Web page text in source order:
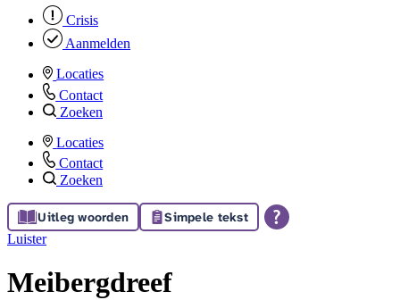
Crisis
Aanmelden
Locaties
Contact
Zoeken
Locaties
Contact
Zoeken
Uitleg woorden Simpele tekst
Luister
Meibergdreef